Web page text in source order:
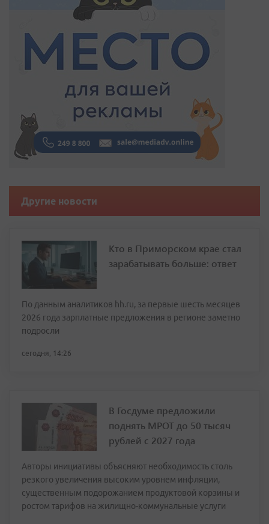
Другие новости
Кто в Приморском крае стал
зарабатывать больше: ответ
По данным аналитиков hh.ru, за первые шесть месяцев
2026 года зарплатные предложения в регионе заметно
подросли
сегодня, 14:26
В Госдуме предложили
поднять МРОТ до 50 тысяч
рублей с 2027 года
Авторы инициативы объясняют необходимость столь
резкого увеличения высоким уровнем инфляции,
существенным подорожанием продуктовой корзины и
ростом тарифов на жилищно-коммунальные услуги